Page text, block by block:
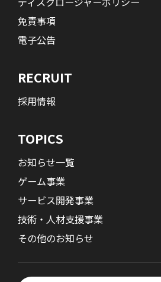
免責事項
電子公告
RECRUIT
採用情報
TOPICS
お知らせ一覧
ゲーム事業
サービス開発事業
技術・人材支援事業
その他のお知らせ